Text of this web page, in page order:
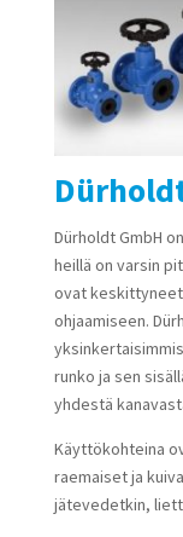
Dürholdt GmbH
heillä on varsin
ovat keskittyneet
ohjaamiseen.
runko ja sen
yhdestä
Käyttökohteina
raemaiset ja
jätevedetkin,